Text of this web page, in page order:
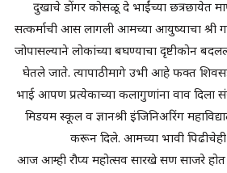
दुखाचे डोंगर कोसळू दे भाईंच्या छत्रछायेत
सत्कर्माची आस लागली आमच्या आयुष्याचा श्री
जोपासल्याने लोकांच्या बघण्याचा दृष्टीकोन
घेतले जाते. त्यापाठीमागे उभी आहे फक्त
भाई आपण प्रत्येकाच्या कलागुणांना वाव दिला
मिडयम स्कूल व ज्ञानश्री इंजिनिअरिंग
करून दिले. आमच्या भावी
आज आम्ही रौप्य महोत्सव सारखे सण साजरे